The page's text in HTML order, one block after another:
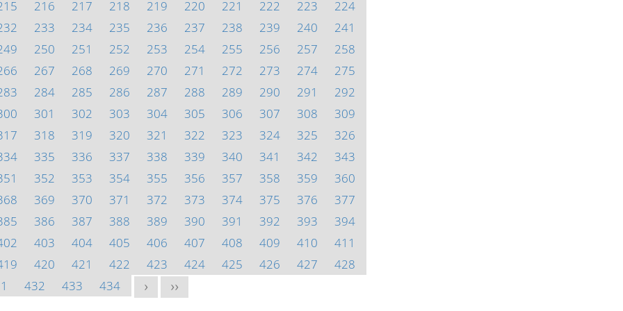
216 217 218 219 220 221 222 223
224
233 234 235 236 237 238 239 240
241
250 251 252 253 254 255 256 257
258
267 268 269 270 271 272 273 274
275
284 285 286 287 288 289 290 291
292
301 302 303 304 305 306 307 308
309
318 319 320 321 322 323 324 325
326
335 336 337 338 339 340 341 342
343
352 353 354 355 356 357 358 359
360
369 370 371 372 373 374 375 376
377
386 387 388 389 390 391 392 393
394
403 404 405 406 407 408 409 410
411
420 421 422 423 424 425 426 427
428
432 433 434 > >>